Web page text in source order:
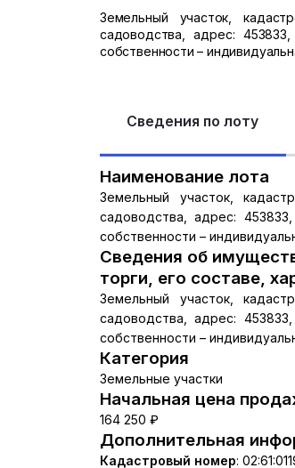
Земельный участок,
садоводства, адрес:
собственности –
Сведения по лоту
Наименование лота
Земельный участок,
садоводства, адрес:
собственности –
Сведения об
торги, его составе,
Земельный участок,
садоводства, адрес:
собственности –
Категория
Земельные участки
Начальная цена
164 250 ₽
Дополнительная
Кадастровый номер: